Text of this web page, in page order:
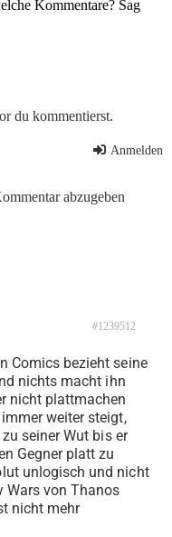
Kommentare? Sag
du kommentierst.
Anmelden
abzugeben
#1239512
Comics bezieht seine
nichts macht ihn
nicht plattmachen
weiter steigt,
seiner Wut bis er
Gegner platt zu
unlogisch und nicht
Wars von Thanos
nicht mehr